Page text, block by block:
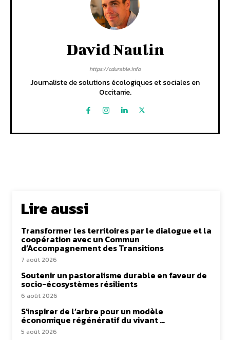
David Naulin
https://cdurable.info
Journaliste de solutions écologiques et sociales en
Occitanie.
Lire aussi
Transformer les territoires par le dialogue et la
coopération avec un Commun
d’Accompagnement des Transitions
7 août 2026
Soutenir un pastoralisme durable en faveur de
socio-écosystèmes résilients
6 août 2026
S’inspirer de l’arbre pour un modèle
économique régénératif du vivant …
5 août 2026